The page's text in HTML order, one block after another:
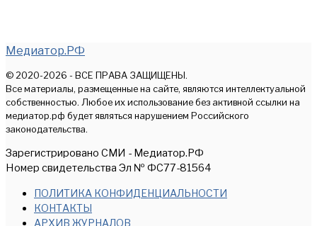
Медиатор.РФ
© 2020-2026 - ВСЕ ПРАВА ЗАЩИЩЕНЫ.
Все материалы, размещенные на сайте, являются интеллектуальной
собственностью. Любое их использование без активной ссылки на
медиатор.рф будет являться нарушением Российского
законодательства.
Зарегистрировано СМИ - Медиатор.РФ
Номер свидетельства Эл № ФС77-81564
ПОЛИТИКА КОНФИДЕНЦИАЛЬНОСТИ
КОНТАКТЫ
АРХИВ ЖУРНАЛОВ